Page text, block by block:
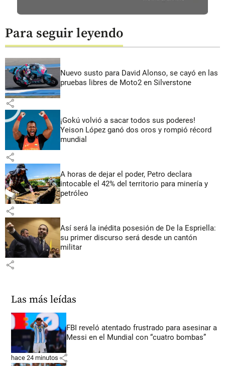
Para seguir leyendo
Nuevo susto para David Alonso, se cayó en las
pruebas libres de Moto2 en Silverstone
share
¡Gokú volvió a sacar todos sus poderes!
Yeison López ganó dos oros y rompió récord
mundial
share
A horas de dejar el poder, Petro declara
intocable el 42% del territorio para minería y
petróleo
share
Así será la inédita posesión de De la Espriella:
su primer discurso será desde un cantón
militar
share
Las más leídas
FBI reveló atentado frustrado para asesinar a
Messi en el Mundial con “cuatro bombas”
hace 24 minutos share